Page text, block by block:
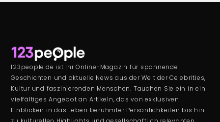
123people.de ist Ihr Online-Magazin für spannende
Geschichten und aktuelle News aus der Welt der Celebrities,
Kultur und faszinierenden Menschen. Tauchen Sie ein in ein
vielfältiges Angebot an Artikeln, das von exklusiven
Einblicken in das Leben berühmter Persönlichkeiten bis hin